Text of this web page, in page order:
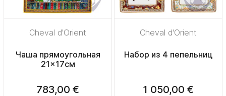
Cheval d'Orient
Чаша прямоугольная
21x17см
783,00 €
Cheval d'Orient
Набор из 4 пепельниц
1 050,00 €